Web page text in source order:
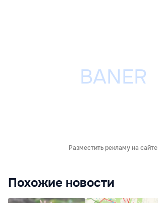
Разместить рекламу на сайте
Похожие новости